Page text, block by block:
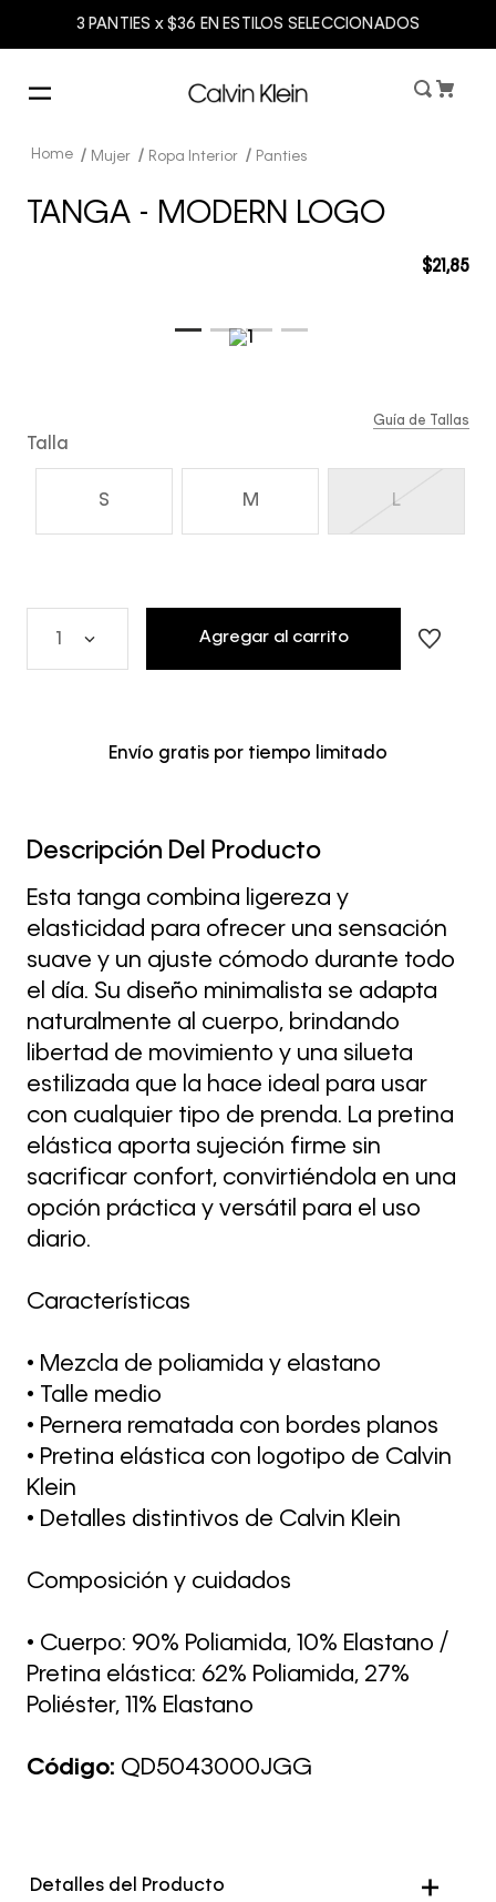
3 PANTIES x $36 EN ESTILOS SELECCIONADOS
Mujer Ropa Interior Panties
TANGA - MODERN LOGO
$21 ,85
Talla
S M L
Guía de Tallas
Agregar al carrito
Envío gratis por tiempo limitado
Descripción Del Producto
Esta tanga combina ligereza y
elasticidad para ofrecer una sensación
suave y un ajuste cómodo durante todo
el día. Su diseño minimalista se adapta
naturalmente al cuerpo, brindando
libertad de movimiento y una silueta
estilizada que la hace ideal para usar
con cualquier tipo de prenda. La pretina
elástica aporta sujeción firme sin
sacrificar confort, convirtiéndola en una
opción práctica y versátil para el uso
diario.
Características
• Mezcla de poliamida y elastano
• Talle medio
• Pernera rematada con bordes planos
• Pretina elástica con logotipo de Calvin
Klein
• Detalles distintivos de Calvin Klein
Composición y cuidados
• Cuerpo: 90% Poliamida, 10% Elastano /
Pretina elástica: 62% Poliamida, 27%
Poliéster, 11% Elastano
Código: QD5043000JGG
Detalles del Producto